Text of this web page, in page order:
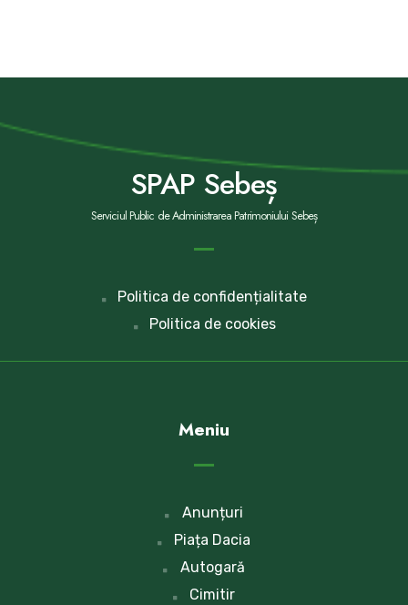
SPAP Sebeș
Serviciul Public de Administrarea Patrimoniului Sebeș
Politica de confidențialitate
Politica de cookies
Meniu
Anunțuri
Piața Dacia
Autogară
Cimitir